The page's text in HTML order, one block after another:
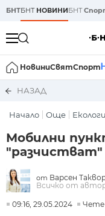
БНТБНТ НОВИНИБНТ
НовиниСвятСпорт
НАЗАД
Начало Още
Мобилни
от Варсен
Всичко от
09:16, 29.05.2024 Чете